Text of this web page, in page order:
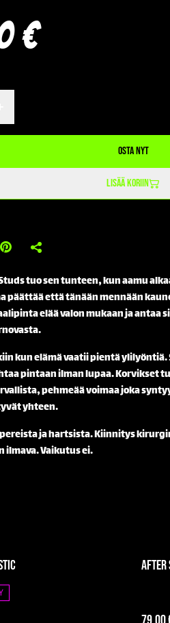
€
Osta nyt
Lisää koriin
tuo sen tunteen, kun aamu
päättää että tänään mennään
elää valon mukaan ja antaa
kun elämä vaatii pientä
pintaan ilman lupaa. Korvikset
pehmeää voimaa joka
yhteen.
ja hartsista. Kiinnitys
ilmava. Vaikutus ei.
After